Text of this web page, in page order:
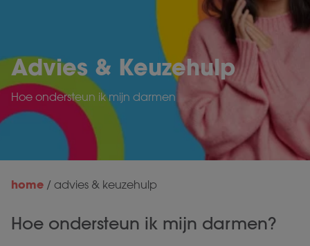
Advies & Keuzehulp
Hoe ondersteun ik mijn darmen
home / advies & keuzehulp
Hoe ondersteun ik mijn darmen?